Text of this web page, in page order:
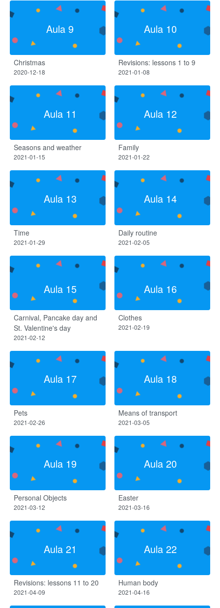
Aula 9
Christmas
2020-12-18
Aula 10
Revisions: lessons 1 to 9
2021-01-08
Aula 11
Seasons and weather
2021-01-15
Aula 12
Family
2021-01-22
Aula 13
Time
2021-01-29
Aula 14
Daily routine
2021-02-05
Aula 15
Carnival, Pancake day and
St. Valentine's day
2021-02-12
Aula 16
Clothes
2021-02-19
Aula 17
Pets
2021-02-26
Aula 18
Means of transport
2021-03-05
Aula 19
Personal Objects
2021-03-12
Aula 20
Easter
2021-03-16
Aula 21
Revisions: lessons 11 to 20
2021-04-09
Aula 22
Human body
2021-04-16